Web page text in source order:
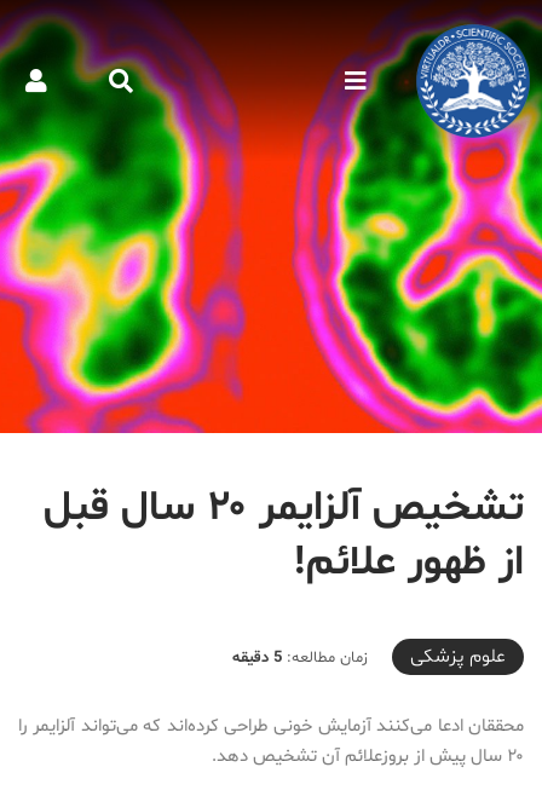
تشخیص آلزایمر ۲۰ سال قبل
از ظهور علائم!
2019-08-10T23:13:27+04:30
علوم پزشكی زمان مطالعه: 5 دقیقه
محققان ادعا می‌کنند آزمایش خونی طراحی کرده‌اند که می‌تواند آلزایمر را
۲۰ سال پیش از بروزعلائم آن تشخیص دهد.